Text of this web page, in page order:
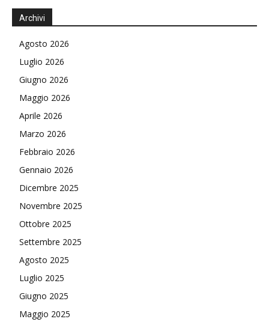
Archivi
Agosto 2026
Luglio 2026
Giugno 2026
Maggio 2026
Aprile 2026
Marzo 2026
Febbraio 2026
Gennaio 2026
Dicembre 2025
Novembre 2025
Ottobre 2025
Settembre 2025
Agosto 2025
Luglio 2025
Giugno 2025
Maggio 2025